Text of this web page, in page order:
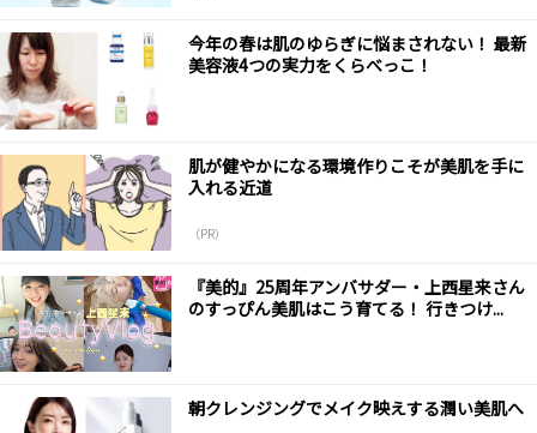
今年の春は肌のゆらぎに悩まされない！ 最新
美容液4つの実力をくらべっこ！
肌が健やかになる環境作りこそが美肌を手に
入れる近道
（PR）
『美的』25周年アンバサダー・上西星来さん
のすっぴん美肌はこう育てる！ 行きつけ...
朝クレンジングでメイク映えする潤い美肌へ